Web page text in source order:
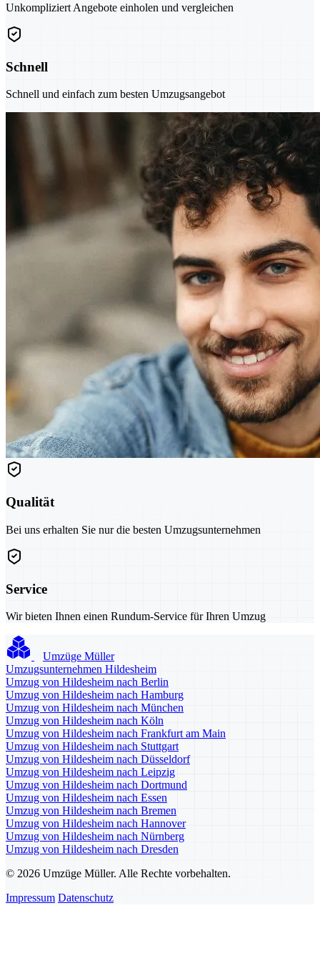
Unkompliziert Angebote einholen und vergleichen
Schnell
Schnell und einfach zum besten Umzugsangebot
Qualität
Bei uns erhalten Sie nur die besten Umzugsunternehmen
Service
Wir bieten Ihnen einen Rundum-Service für Ihren Umzug
Umzüge Müller
Umzugsunternehmen Hildesheim
Umzug von Hildesheim nach Berlin
Umzug von Hildesheim nach Hamburg
Umzug von Hildesheim nach München
Umzug von Hildesheim nach Köln
Umzug von Hildesheim nach Frankfurt am Main
Umzug von Hildesheim nach Stuttgart
Umzug von Hildesheim nach Düsseldorf
Umzug von Hildesheim nach Leipzig
Umzug von Hildesheim nach Dortmund
Umzug von Hildesheim nach Essen
Umzug von Hildesheim nach Bremen
Umzug von Hildesheim nach Hannover
Umzug von Hildesheim nach Nürnberg
Umzug von Hildesheim nach Dresden
© 2026 Umzüge Müller. Alle Rechte vorbehalten.
Impressum Datenschutz